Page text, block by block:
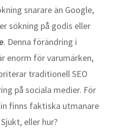
snarare än Google,
sökning på godis eller
. Denna förändring i
enorm för varumärken,
traditionell SEO
på sociala medier. För
finns faktiska utmanare
eller hur?